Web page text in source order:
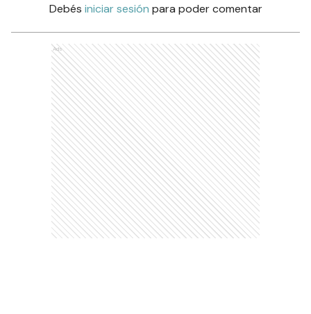
Debés iniciar sesión para poder comentar
Ads